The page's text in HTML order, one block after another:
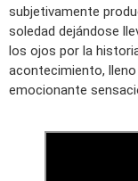
subjetivamente
soledad dejándose
los ojos por la
acontecimiento,
emocionante